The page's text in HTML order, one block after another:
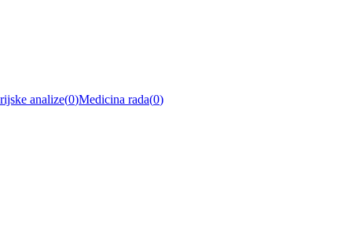
analize(0)Medicina rada(0)